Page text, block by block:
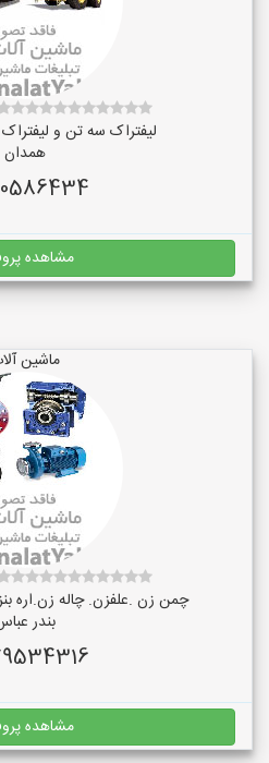
لیفتراک سه تن و
همدان
مشاهده
ماشین
چمن زن .علفزن. چاله زن.اره
بندر
مشاهده